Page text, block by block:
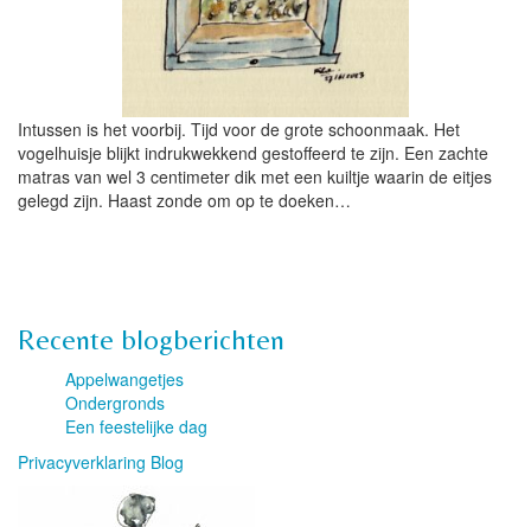
Intussen is het voorbij. Tijd voor de grote schoonmaak. Het
vogelhuisje blijkt indrukwekkend gestoffeerd te zijn. Een zachte
matras van wel 3 centimeter dik met een kuiltje waarin de eitjes
gelegd zijn. Haast zonde om op te doeken…
Recente blogberichten
Appelwangetjes
Ondergronds
Een feestelijke dag
Privacyverklaring Blog